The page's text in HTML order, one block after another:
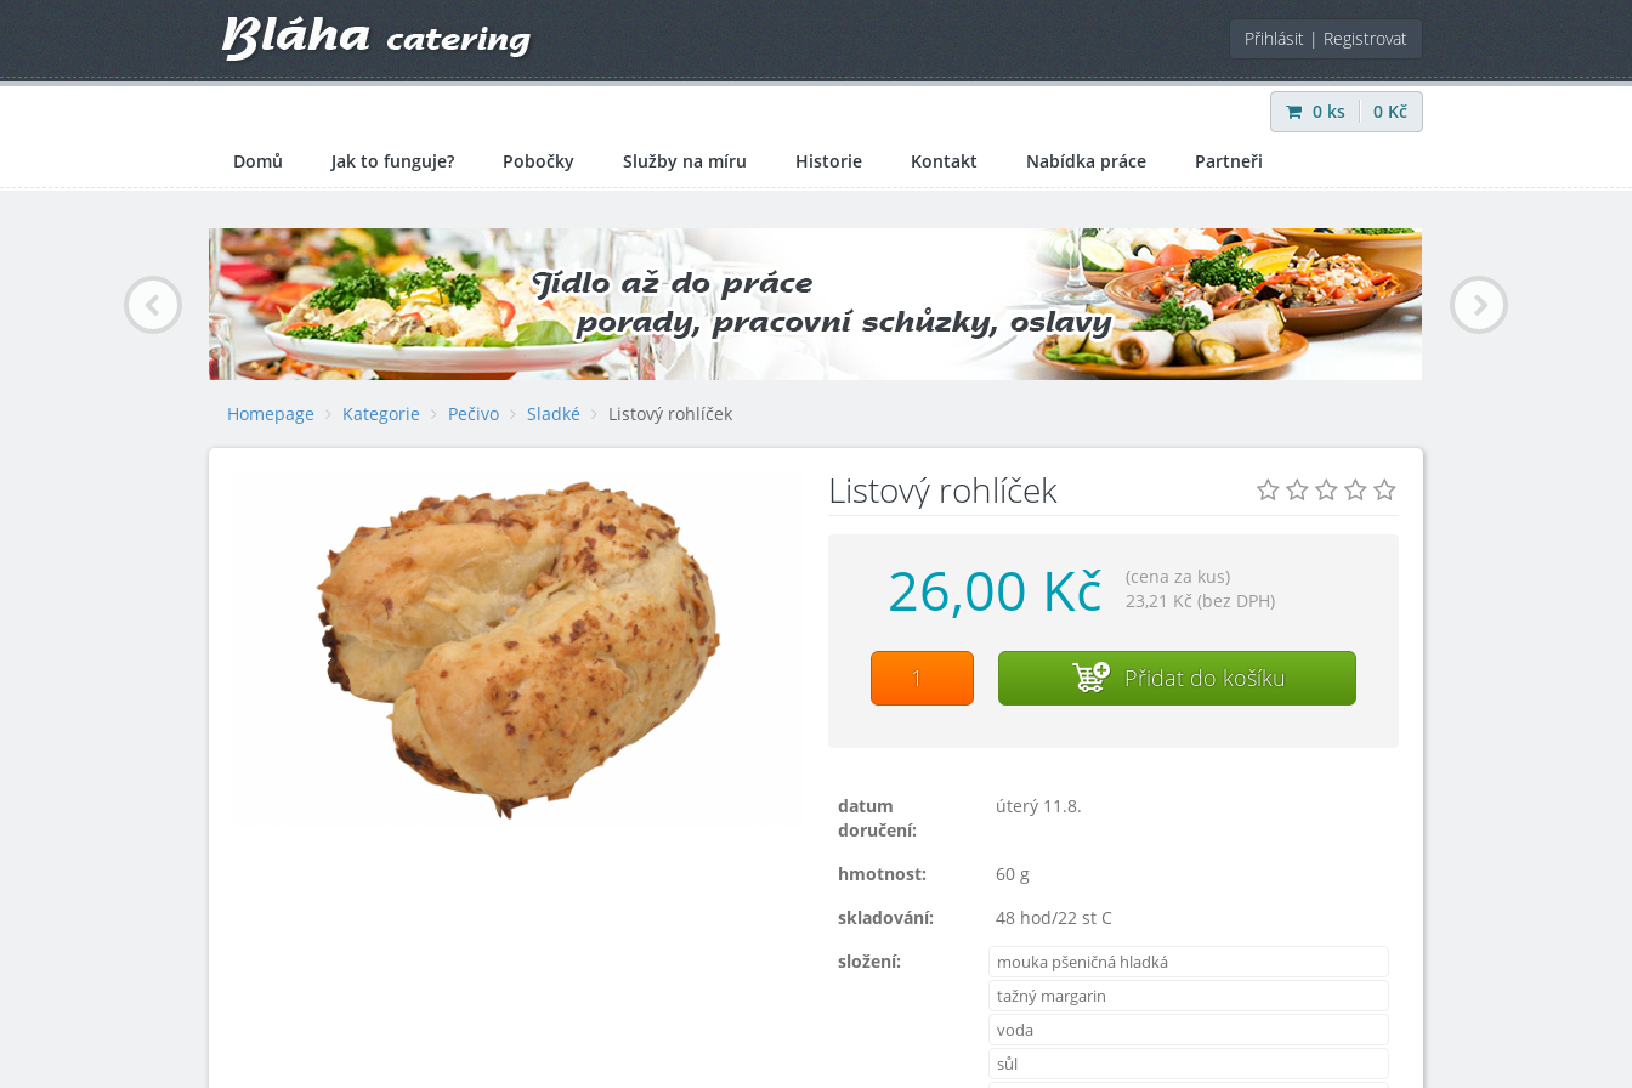
Přihlásit | Registrovat
0 ks 0 Kč
Domů Jak to funguje? Pobočky Služby na míru Historie Kontakt Nabídka práce Partneři
Homepage Kategorie Pečivo Sladké Listový rohlíček
Listový rohlíček
26,00 Kč
(cena za kus)
23,21 Kč (bez DPH)
Přidat do košíku
datum
doručení:
úterý 11.8.
hmotnost:
60 g
skladování:
48 hod/22 st C
složení:
mouka pšeničná hladká
tažný margarin
voda
sůl